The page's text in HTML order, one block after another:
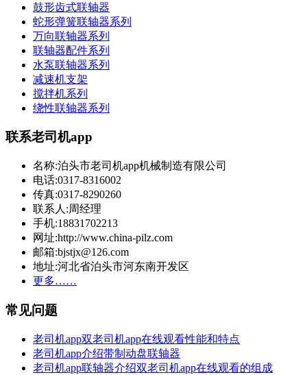
鼓形齿式联轴器
蛇形弹簧联轴器系列
万向联轴器系列
联轴器配件系列
水泵联轴器系列
减速机支架
搅拌机系列
绕性联轴器系列
联系老司机app
名称:泊头市老司机app机械制造有限公司
电话:0317-8316002
传真:0317-8290260
联系人:周经理
手机:18831702213
网址:http://www.china-pilz.com
邮箱:bjstjx@126.com
地址:河北省泊头市河东南开发区
更多……
常见问题
老司机app双老司机app在线观看性能和特点
老司机app介绍带制动盘联轴器
老司机app联轴器介绍双老司机app在线观看的组成